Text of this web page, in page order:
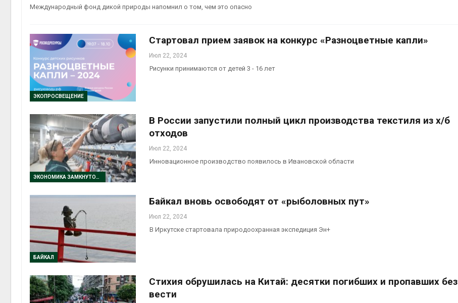
Международный фонд дикой природы напомнил о том, чем это опасно
ЭКОПРОСВЕЩЕНИЕ
Стартовал прием заявок на конкурс «Разноцветные капли»
Июл 22, 2024
Рисунки принимаются от детей 3 - 16 лет
ЭКОНОМИКА ЗАМКНУТОГО ЦИКЛА
В России запустили полный цикл производства текстиля из х/б
отходов
Июл 22, 2024
Инновационное производство появилось в Ивановской области
БАЙКАЛ
Байкал вновь освободят от «рыболовных пут»
Июл 22, 2024
В Иркутске стартовала природоохранная экспедиция Эн+
Стихия обрушилась на Китай: десятки погибших и пропавших без
вести
Авг 5, 2026
использовать
крокодилов для охраны
израильской тюрьмы
Авг 5, 2026
больше лесной
Авг 6, 2026
В Ирбите начнут